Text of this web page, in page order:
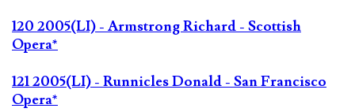
120 2005(LI) - Armstrong Richard - Scottish
Opera*
121 2005(LI) - Runnicles Donald - San Francisco
Opera*